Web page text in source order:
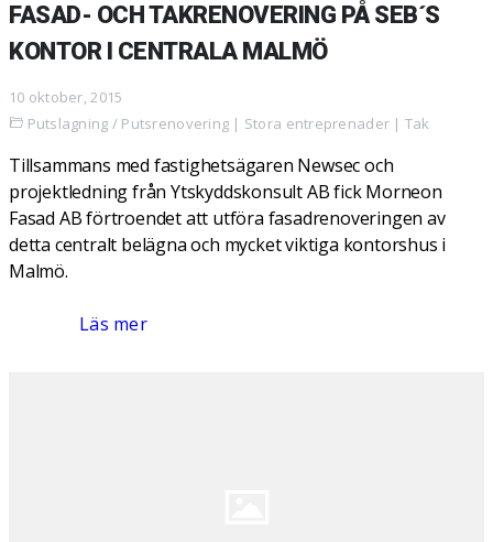
FASAD- OCH TAKRENOVERING PÅ SEB´S
KONTOR I CENTRALA MALMÖ
10 oktober, 2015
Putslagning / Putsrenovering | Stora entreprenader | Tak
Tillsammans med fastighetsägaren Newsec och
projektledning från Ytskyddskonsult AB fick Morneon
Fasad AB förtroendet att utföra fasadrenoveringen av
detta centralt belägna och mycket viktiga kontorshus i
Malmö.
Läs mer